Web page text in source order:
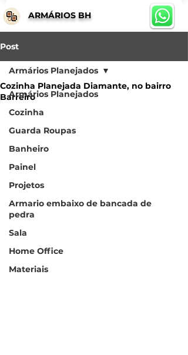
ARMÁRIOS BH
Post
Armários Planejados
Cozinha
Guarda Roupas
Banheiro
Painel
Projetos
Armario embaixo de bancada de
pedra
Sala
Home Office
Materiais
Armários Planejados
Cozinha Planejada Diamante, no bairro
Barreiro